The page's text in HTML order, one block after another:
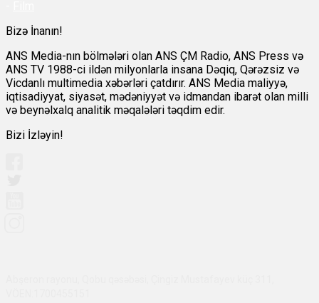
Bizə İnanın!
ANS Media-nın bölmələri olan ANS ÇM Radio, ANS Press və
ANS TV 1988-ci ildən milyonlarla insana Dəqiq, Qərəzsiz və
Vicdanlı multimedia xəbərləri çatdırır. ANS Media maliyyə,
iqtisadiyyat, siyasət, mədəniyyət və idmandan ibarət olan milli
və beynəlxalq analitik məqalələri təqdim edir.
Bizi İzləyin!